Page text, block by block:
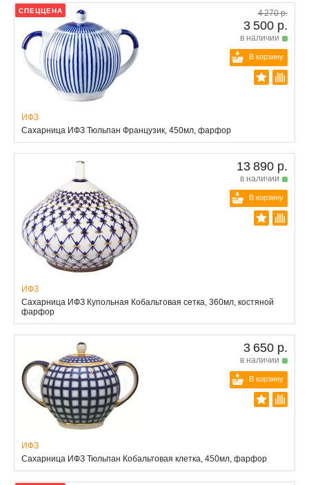
СПЕЦЦЕНА 4 270 р.
3 500 р.
в наличии
В корзину
ИФЗ
Сахарница ИФЗ Тюльпан Французик, 450мл, фарфор
13 890 р.
в наличии
В корзину
ИФЗ
Сахарница ИФЗ Купольная Кобальтовая сетка, 360мл, костяной
фарфор
3 650 р.
в наличии
В корзину
ИФЗ
Сахарница ИФЗ Тюльпан Кобальтовая клетка, 450мл, фарфор